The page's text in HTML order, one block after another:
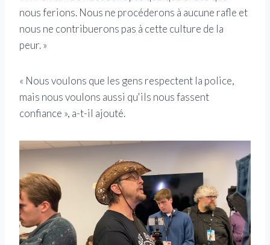
nous ferions. Nous ne procéderons à aucune rafle et
nous ne contribuerons pas à cette culture de la
peur. »
« Nous voulons que les gens respectent la police,
mais nous voulons aussi qu'ils nous fassent
confiance », a-t-il ajouté.